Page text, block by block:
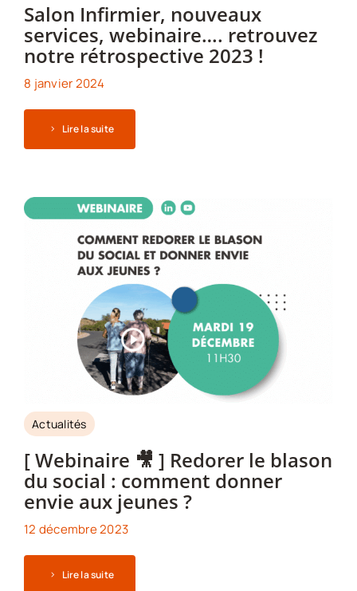
Salon Infirmier, nouveaux
services, webinaire…. retrouvez
notre rétrospective 2023 !
8 janvier 2024
Lire la suite
Actualités
[ Webinaire 🎥 ] Redorer le blason
du social : comment donner
envie aux jeunes ?
12 décembre 2023
Lire la suite